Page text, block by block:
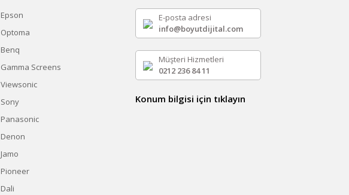
Epson
Optoma
Benq
Gamma Screens
Viewsonic
Sony
Panasonic
Denon
Jamo
Pioneer
Dali
E-posta adresi
info@boyutdijital.com
Müşteri Hizmetleri
0212 236 84 11
Konum bilgisi için tıklayın